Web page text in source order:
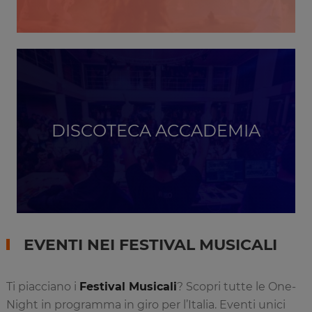
DISCOTECA ACCADEMIA
EVENTI NEI FESTIVAL MUSICALI
Ti piacciano i Festival Musicali? Scopri tutte le One-
Night in programma in giro per l’Italia. Eventi unici